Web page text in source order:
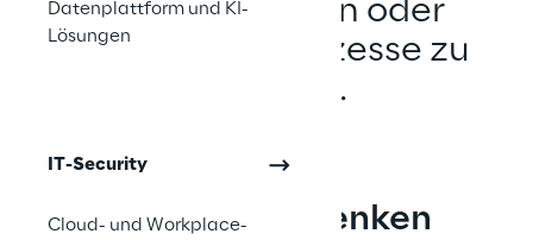
Datenplattform und KI-
Lösungen
IT-Security
Cloud- und Workplace-
beeinträchtigen oder
komplexe IT-Prozesse zu
schaffen.
Sicherheit neu denken